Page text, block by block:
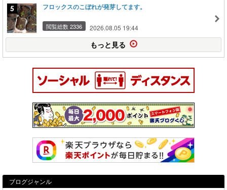
フロックスのこぼれが発芽してます。
閲覧総数 2336 2026.08.05 19:44
もっと見る
ブログジャンル